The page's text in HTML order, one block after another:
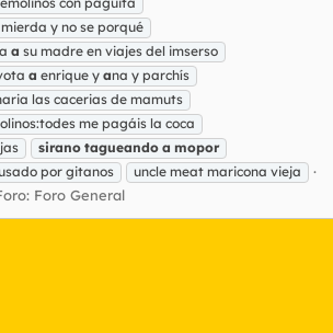
mierda y no se porqué
a su madre en viajes del imserso
a enrique y ana y parchís
las cacerias de mamuts
me pagáis la coca
sirano tagueando a mopor
por gitanos uncle meat maricona vieja
Foro General